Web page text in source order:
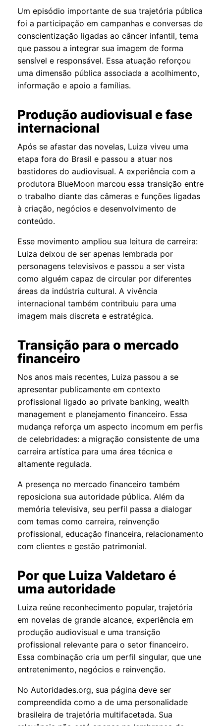
Um episódio importante de sua trajetória pública
foi a participação em campanhas e conversas de
conscientização ligadas ao câncer infantil, tema
que passou a integrar sua imagem de forma
sensível e responsável. Essa atuação reforçou
uma dimensão pública associada a acolhimento,
informação e apoio a famílias.
Produção audiovisual e fase
internacional
Após se afastar das novelas, Luiza viveu uma
etapa fora do Brasil e passou a atuar nos
bastidores do audiovisual. A experiência com a
produtora BlueMoon marcou essa transição entre
o trabalho diante das câmeras e funções ligadas
à criação, negócios e desenvolvimento de
conteúdo.
Esse movimento ampliou sua leitura de carreira:
Luiza deixou de ser apenas lembrada por
personagens televisivos e passou a ser vista
como alguém capaz de circular por diferentes
áreas da indústria cultural. A vivência
internacional também contribuiu para uma
imagem mais discreta e estratégica.
Transição para o mercado
financeiro
Nos anos mais recentes, Luiza passou a se
apresentar publicamente em contexto
profissional ligado ao private banking, wealth
management e planejamento financeiro. Essa
mudança reforça um aspecto incomum em perfis
de celebridades: a migração consistente de uma
carreira artística para uma área técnica e
altamente regulada.
A presença no mercado financeiro também
reposiciona sua autoridade pública. Além da
memória televisiva, seu perfil passa a dialogar
com temas como carreira, reinvenção
profissional, educação financeira, relacionamento
com clientes e gestão patrimonial.
Por que Luiza Valdetaro é
uma autoridade
Luiza reúne reconhecimento popular, trajetória
em novelas de grande alcance, experiência em
produção audiovisual e uma transição
profissional relevante para o setor financeiro.
Essa combinação cria um perfil singular, que une
entretenimento, negócios e reinvenção.
No Autoridades.org, sua página deve ser
compreendida como a de uma personalidade
brasileira de trajetória multifacetada. Sua